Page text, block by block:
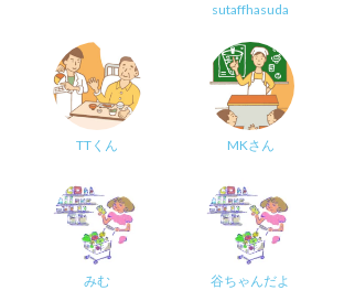
sutaffhasuda
TTくん MKさん
みむ 谷ちゃんだよ